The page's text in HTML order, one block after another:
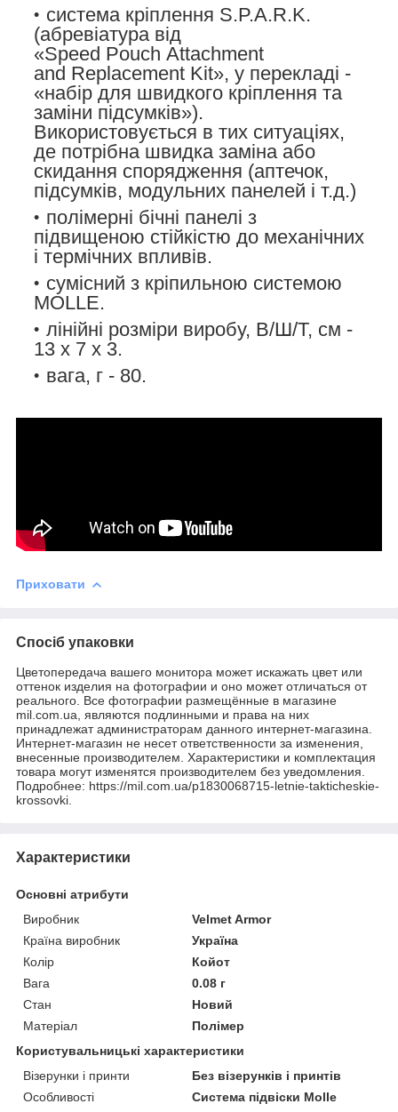
система кріплення S.P.A.R.K.
(абревіатура від
«Speed Pouch Attachment
and Replacement Kit», у перекладі -
«набір для швидкого кріплення та
заміни підсумків»).
Використовується в тих ситуаціях,
де потрібна швидка заміна або
скидання спорядження (аптечок,
підсумків, модульних панелей і т.д.)
полімерні бічні панелі з
підвищеною стійкістю до механічних
і термічних впливів.
сумісний з кріпильною системою
MOLLE.
лінійні розміри виробу, В/Ш/Т, см -
13 х 7 х 3.
вага, г - 80.
Приховати
Спосіб упаковки
Цветопередача вашего монитора может искажать цвет или
оттенок изделия на фотографии и оно может отличаться от
реального. Все фотографии размещённые в магазине
mil.com.ua, являются подлинными и права на них
принадлежат администраторам данного интернет-магазина.
Интернет-магазин не несет ответственности за изменения,
внесенные производителем. Характеристики и комплектация
товара могут изменятся производителем без уведомления.
Подробнее: https://mil.com.ua/p1830068715-letnie-takticheskie-
krossovki.
Характеристики
Основні атрибути
Виробник
Velmet Armor
Країна виробник
Україна
Колір
Койот
Вага
0.08 г
Стан
Новий
Матеріал
Полімер
Користувальницькі характеристики
Візерунки і принти
Без візерунків і принтів
Особливості
Система підвіски Molle